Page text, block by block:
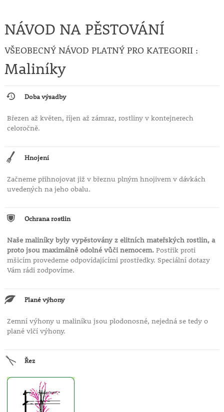
NÁVOD NA PĚSTOVÁNÍ
VŠEOBECNÝ NÁVOD PLATNÝ PRO KATEGORII :
Maliníky
Doba výsadby
Březen až květen, říjen až zámraz, rostliny v kontejnerech
celoročně.
Hnojení
Začneme přihnojovat již v březnu plným hnojivem v dávkách
uvedených na jeho obalu.
Ochrana rostlin
Naše maliníky byly vypěstovány z elitních mateřských rostlin, a
proto jsou maximálně odolné vůči nemocem.Postřik proti
mšicím provedeme odpovídajícími prostředky. Speciální dotazy
Vám rádi zodpovíme.
Plané výhony
Zemní výhony u maliníku jsou plodonosné, nejedná se tedy o
plané vlčí výhony.
Řez